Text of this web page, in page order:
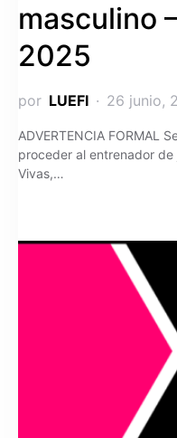
masculino
2025
por LUEFI 26 junio,
ADVERTENCIA FORMAL
proceder al entrenador
Vivas,…